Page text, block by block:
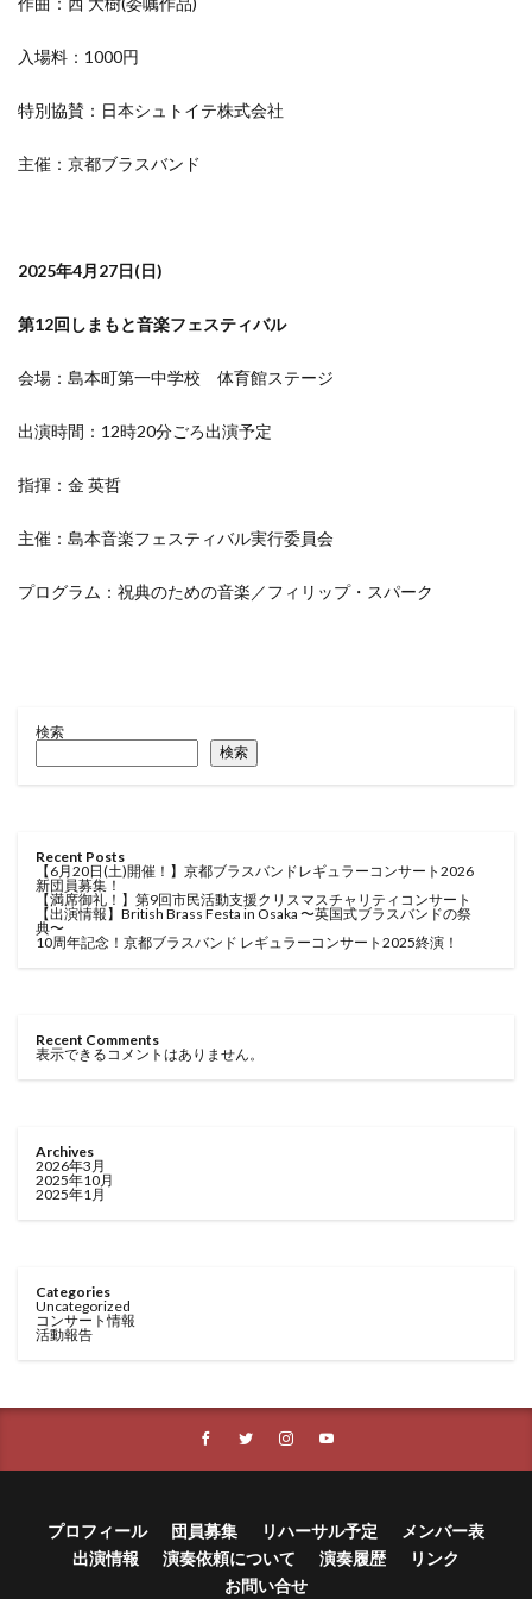
入場料：1000円
特別協賛：日本シュトイテ株式会社
主催：京都ブラスバンド
2025年4月27日(日)
第12回しまもと音楽フェスティバル
会場：島本町第一中学校 体育館ステージ
出演時間：12時20分ごろ出演予定
指揮：金 英哲
主催：島本音楽フェスティバル実行委員会
プログラム：祝典のための音楽／フィリップ・スパーク
検索
検索
Recent Posts
【6月20日(土)開催！】京都ブラスバンドレギュラーコンサート2026
新団員募集！
【満席御礼！】第9回市民活動支援クリスマスチャリティコンサート
【出演情報】British Brass Festa in Osaka 〜英国式ブラスバンドの祭
典〜
10周年記念！京都ブラスバンド レギュラーコンサート2025終演！
Recent Comments
表示できるコメントはありません。
Archives
2026年3月
2025年10月
2025年1月
Categories
Uncategorized
コンサート情報
活動報告
プロフィール 団員募集 リハーサル予定
メンバー表
出演情報
演奏依頼について 演奏履歴
リンク
お問い合せ